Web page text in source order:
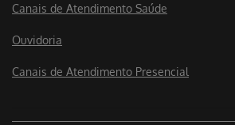
Canais de Atendimento Saúde
Ouvidoria
Canais de Atendimento Presencial